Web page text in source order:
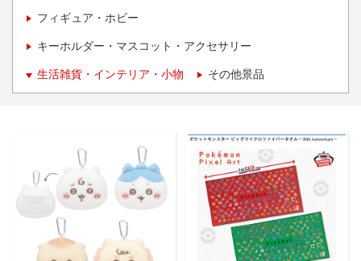
フィギュア・ホビー
キーホルダー・マスコット・アクセサリー
生活雑貨・インテリア・小物 その他景品